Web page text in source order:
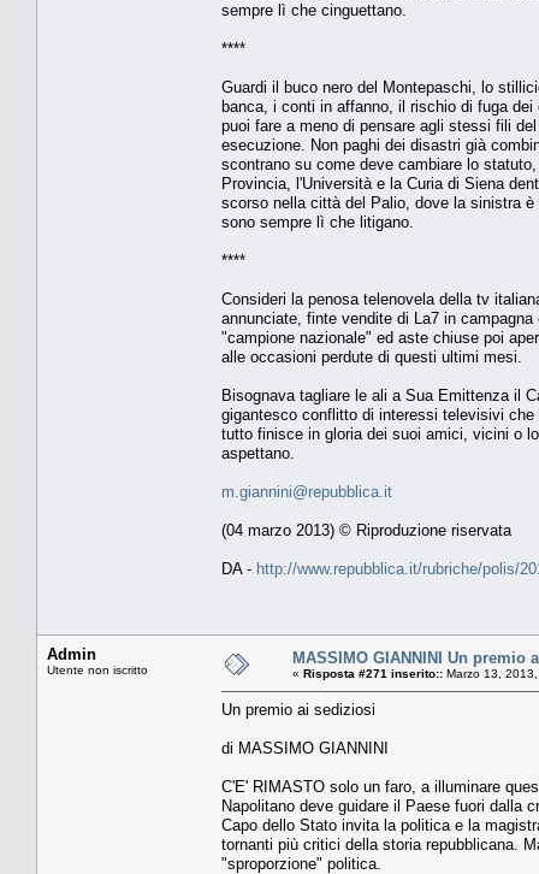
sempre lì che cinguettano.
****
Guardi il buco nero del Montepaschi, lo
banca, i conti in affanno, il rischio di fuga
puoi fare a meno di pensare agli stessi fili
esecuzione. Non paghi dei disastri già
scontrano su come deve cambiare lo
Provincia, l'Università e la Curia di Siena
scorso nella città del Palio, dove la sinistra
sono sempre lì che litigano.
****
Consideri la penosa telenovela della tv
annunciate, finte vendite di La7 in
"campione nazionale" ed aste chiuse poi
alle occasioni perdute di questi ultimi mesi.
Bisognava tagliare le ali a Sua Emittenza il
gigantesco conflitto di interessi televisivi
tutto finisce in gloria dei suoi amici, vicini o
aspettano.
m.giannini@repubblica.it
(04 marzo 2013) © Riproduzione riservata
DA - http://www.repubblica.it/rubriche/polis/
Admin
Utente non iscritto
MASSIMO GIANNINI Un premio
« Risposta #271 inserito:: Marzo 13,
Un premio ai sediziosi
di MASSIMO GIANNINI
C'E' RIMASTO solo un faro, a illuminare
Napolitano deve guidare il Paese fuori dalla
Capo dello Stato invita la politica e la
tornanti più critici della storia repubblicana.
"sproporzione" politica.